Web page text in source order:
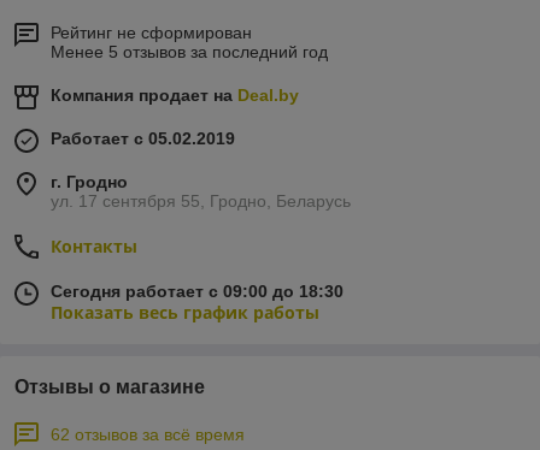
Рейтинг не сформирован
Менее 5 отзывов за последний год
Компания продает на Deal.by
Работает с 05.02.2019
г. Гродно
ул. 17 сентября 55, Гродно, Беларусь
Контакты
Сегодня работает с 09:00 до 18:30
Показать весь график работы
Отзывы о магазине
62 отзывов за всё время